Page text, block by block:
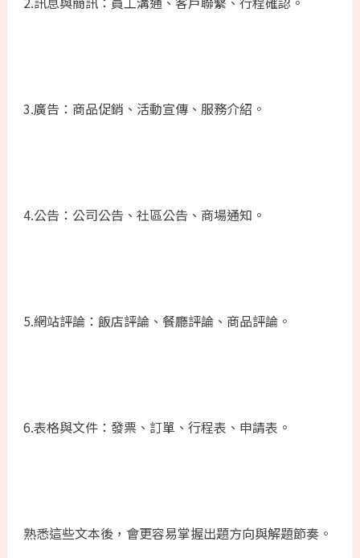
3.廣告：商品促銷、活動宣傳、服務介紹。
4.公告：公司公告、社區公告、商場通知。
5.網站評論：飯店評論、餐廳評論、商品評論。
6.表格與文件：發票、訂單、行程表、申請表。
熟悉這些文本後，會更容易掌握出題方向與解題節奏。